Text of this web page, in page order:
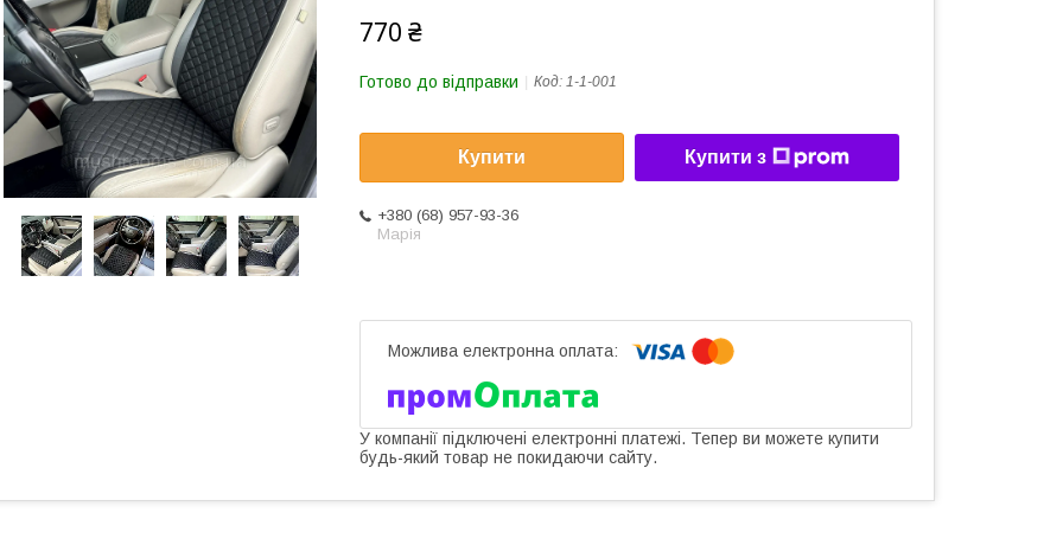
770 ₴
Готово до відправки Код: 1-1-001
Купити Купити з
+380 (68) 957-93-36
Марія
У компанії підключені електронні платежі. Тепер ви можете купити
будь-який товар не покидаючи сайту.